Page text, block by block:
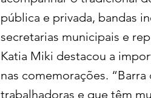
pública e privada, bandas
secretarias municipais e
Katia Miki destacou a
nas comemorações.
trabalhadoras e que têm